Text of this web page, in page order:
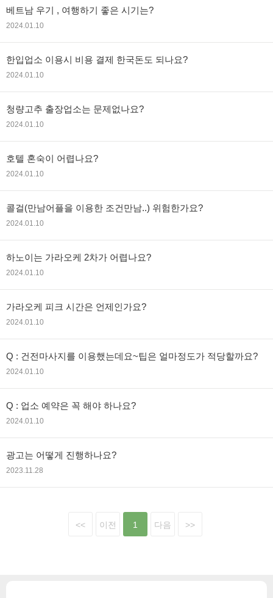
베트남 우기 , 여행하기 좋은 시기는?
2024.01.10
한입업소 이용시 비용 결제 한국돈도 되나요?
2024.01.10
청량고추 출장업소는 문제없나요?
2024.01.10
호텔 혼숙이 어렵나요?
2024.01.10
콜걸(만남어플을 이용한 조건만남..) 위험한가요?
2024.01.10
하노이는 가라오케 2차가 어렵나요?
2024.01.10
가라오케 피크 시간은 언제인가요?
2024.01.10
Q : 건전마사지를 이용했는데요~팁은 얼마정도가 적당할까요?
2024.01.10
Q : 업소 예약은 꼭 해야 하나요?
2024.01.10
광고는 어떻게 진행하나요?
2023.11.28
<< 이전 1 다음 >>